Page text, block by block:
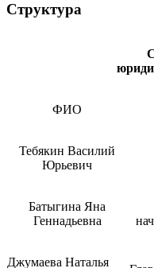
Структура
ФИО
Тебякин Василий
Юрьевич
Батыгина Яна
Геннадьевна
Джумаева Наталья